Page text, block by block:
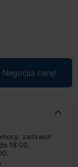
cenę!
zadzwoń
18:00,